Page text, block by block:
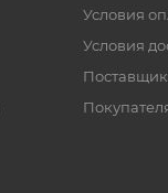
Условия
Условия